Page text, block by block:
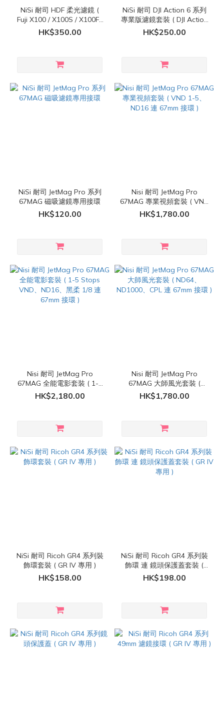
NiSi 耐司 HDF 柔光濾鏡 (
Fuji X100 / X100S / X100F /
X100T / X100V / X100VI 系
列 適用 )
HK$350.00
NiSi 耐司 DJI Action 6 系列
專業版濾鏡套裝 ( DJI Action
6 專用 )
HK$250.00
NiSi 耐司 JetMag Pro 系列
67MAG 磁吸濾鏡專用接環
HK$120.00
Nisi 耐司 JetMag Pro
67MAG 專業視頻套裝 ( VND
1-5、ND16 連 67mm 接環 )
HK$1,780.00
Nisi 耐司 JetMag Pro
67MAG 全能電影套裝 ( 1-5
Stops VND、ND16、黑柔
1/8 連 67mm 接環 )
HK$2,180.00
Nisi 耐司 JetMag Pro
67MAG 大師風光套裝 (
ND64、ND1000、CPL 連
67mm 接環 )
HK$1,780.00
NiSi 耐司 Ricoh GR4 系列裝
飾環套裝 ( GR IV 專用 )
HK$158.00
NiSi 耐司 Ricoh GR4 系列裝
飾環 連 鏡頭保護蓋套裝 (
GR IV 專用 )
HK$198.00